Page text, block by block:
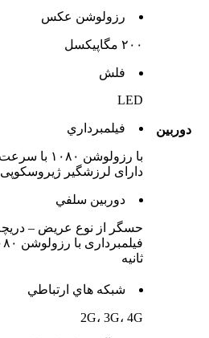
دوربين
رزولوشن عکس
۲۰۰ مگاپیکسل
فلش
LED
فيلمبرداري
دارای لرزشگیر ژیروسکوپی
دوربين سلفي
ثانیه
شبکه هاي ارتباطي
2G، 3G، 4G